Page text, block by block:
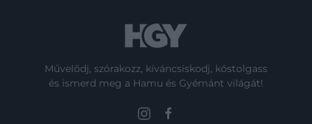
Művelődj, szórakozz, kíváncsiskodj, kóstolgass
és ismerd meg a Hamu és Gyémánt világát!